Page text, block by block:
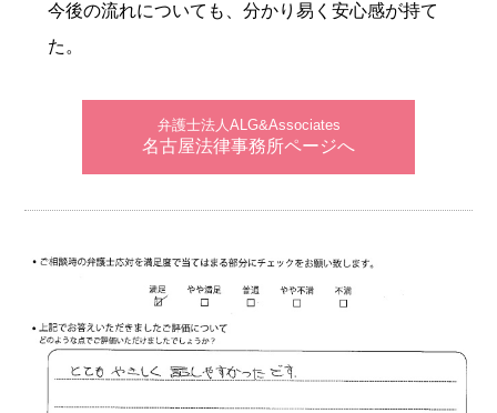
今後の流れについても、分かり易く安心感が持て
た。
弁護士法人ALG&Associates
名古屋法律事務所ページへ